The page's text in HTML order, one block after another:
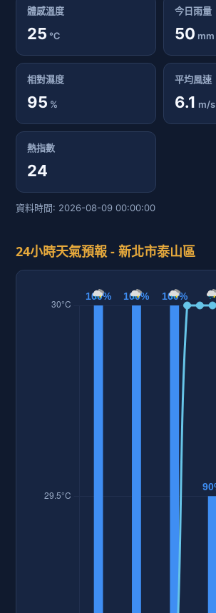
體感溫度
25 ℃
今日雨量
50 mm
相對濕度
95 %
平均風速
6.1 m/s
熱指數
24
資料時間: 2026-08-09 00:00:00
24小時天氣預報 - 新北市泰山區